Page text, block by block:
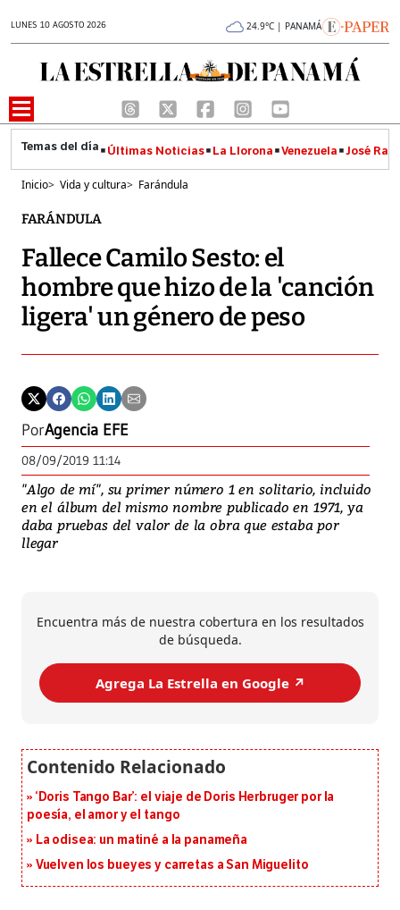
LUNES 10 AGOSTO 2026 24.9°C | PANAMÁ
Últimas Noticias La Llorona Venezuela José
Inicio> Vida y cultura> Farándula
FARÁNDULA
Fallece Camilo Sesto: el
hombre que hizo de la 'canción
ligera' un género de peso
PorAgencia EFE
08/09/2019 11:14
"Algo de mí", su primer número 1 en solitario, incluido
en el álbum del mismo nombre publicado en 1971, ya
daba pruebas del valor de la obra que estaba por
llegar
Encuentra más de nuestra cobertura en los resultados
de búsqueda.
Agrega La Estrella en Google ↗️
‘Doris Tango Bar’: el viaje de Doris Herbruger por la
poesía, el amor y el tango
La odisea: un matiné a la panameña
Vuelven los bueyes y carretas a San Miguelito